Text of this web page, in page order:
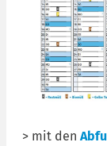
> mit den